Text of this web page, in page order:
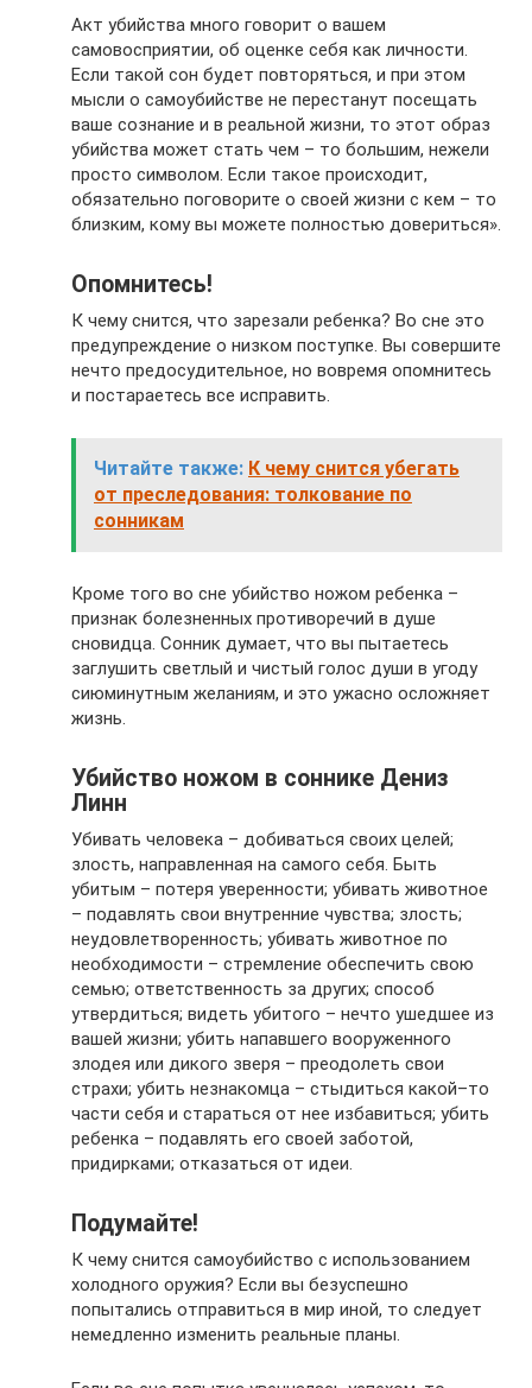
Акт убийства много говорит о вашем
самовосприятии, об оценке себя как личности.
Если такой сон будет повторяться, и при этом
мысли о самоубийстве не перестанут посещать
ваше сознание и в реальной жизни, то этот образ
убийства может стать чем – то большим, нежели
просто символом. Если такое происходит,
обязательно поговорите о своей жизни с кем – то
близким, кому вы можете полностью довериться».
Опомнитесь!
К чему снится, что зарезали ребенка? Во сне это
предупреждение о низком поступке. Вы совершите
нечто предосудительное, но вовремя опомнитесь
и постараетесь все исправить.
Читайте также: К чему снится убегать
от преследования: толкование по
сонникам
Кроме того во сне убийство ножом ребенка –
признак болезненных противоречий в душе
сновидца. Сонник думает, что вы пытаетесь
заглушить светлый и чистый голос души в угоду
сиюминутным желаниям, и это ужасно осложняет
жизнь.
Убийство ножом в соннике Дениз
Линн
Убивать человека – добиваться своих целей;
злость, направленная на самого себя. Быть
убитым – потеря уверенности; убивать животное
– подавлять свои внутренние чувства; злость;
неудовлетворенность; убивать животное по
необходимости – стремление обеспечить свою
семью; ответственность за других; способ
утвердиться; видеть убитого – нечто ушедшее из
вашей жизни; убить напавшего вооруженного
злодея или дикого зверя – преодолеть свои
страхи; убить незнакомца – стыдиться какой–то
части себя и стараться от нее избавиться; убить
ребенка – подавлять его своей заботой,
придирками; отказаться от идеи.
Подумайте!
К чему снится самоубийство с использованием
холодного оружия? Если вы безуспешно
попытались отправиться в мир иной, то следует
немедленно изменить реальные планы.